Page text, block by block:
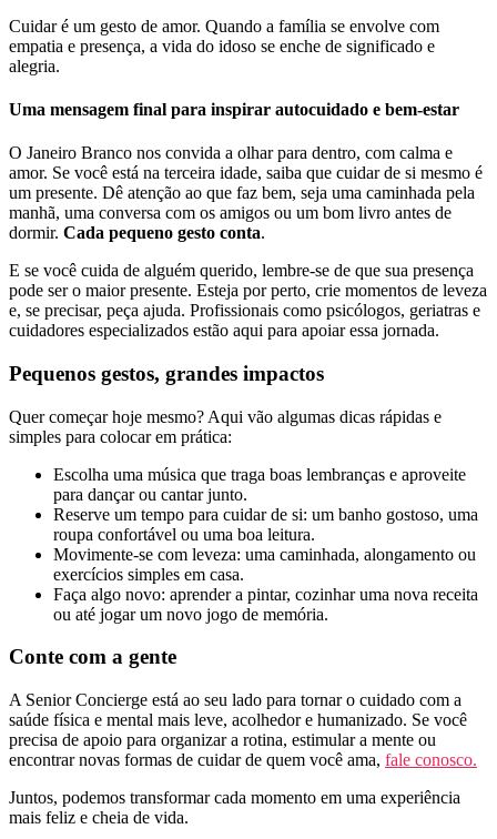
Cuidar é um gesto de amor. Quando a família se envolve com
empatia e presença, a vida do idoso se enche de significado e
alegria.
Uma mensagem final para inspirar autocuidado e bem-estar
O Janeiro Branco nos convida a olhar para dentro, com calma e
amor. Se você está na terceira idade, saiba que cuidar de si mesmo é
um presente. Dê atenção ao que faz bem, seja uma caminhada pela
manhã, uma conversa com os amigos ou um bom livro antes de
dormir. Cada pequeno gesto conta.
E se você cuida de alguém querido, lembre-se de que sua presença
pode ser o maior presente. Esteja por perto, crie momentos de leveza
e, se precisar, peça ajuda. Profissionais como psicólogos, geriatras e
cuidadores especializados estão aqui para apoiar essa jornada.
Pequenos gestos, grandes impactos
Quer começar hoje mesmo? Aqui vão algumas dicas rápidas e
simples para colocar em prática:
Escolha uma música que traga boas lembranças e aproveite
para dançar ou cantar junto.
Reserve um tempo para cuidar de si: um banho gostoso, uma
roupa confortável ou uma boa leitura.
Movimente-se com leveza: uma caminhada, alongamento ou
exercícios simples em casa.
Faça algo novo: aprender a pintar, cozinhar uma nova receita
ou até jogar um novo jogo de memória.
Conte com a gente
A Senior Concierge está ao seu lado para tornar o cuidado com a
saúde física e mental mais leve, acolhedor e humanizado. Se você
precisa de apoio para organizar a rotina, estimular a mente ou
encontrar novas formas de cuidar de quem você ama, fale conosco.
Juntos, podemos transformar cada momento em uma experiência
mais feliz e cheia de vida.